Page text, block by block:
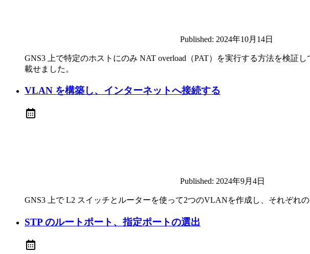
Published: 2024年10月14日
GNS3 上で特定のホストにのみ NAT overload（PAT）を実行する方法を検証
載せました。
VLAN を構築し、インターネットへ接続する
Published: 2024年9月4日
GNS3 上で L2 スイッチとルーターを使って2つのVLANを作成し、それぞれ
STP のルートポート、指定ポートの選出